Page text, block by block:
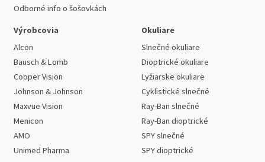
Odborné info o šošovkách
Výrobcovia
Alcon
Bausch & Lomb
Cooper Vision
Johnson & Johnson
Maxvue Vision
Menicon
AMO
Unimed Pharma
Okuliare
Slnečné okuliare
Dioptrické okuliare
Lyžiarske okuliare
Cyklistické slnečné
Ray-Ban slnečné
Ray-Ban dioptrické
SPY slnečné
SPY dioptrické